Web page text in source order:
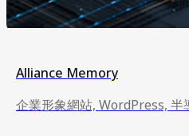
Alliance Memory
企業形象網站, WordPress, 半